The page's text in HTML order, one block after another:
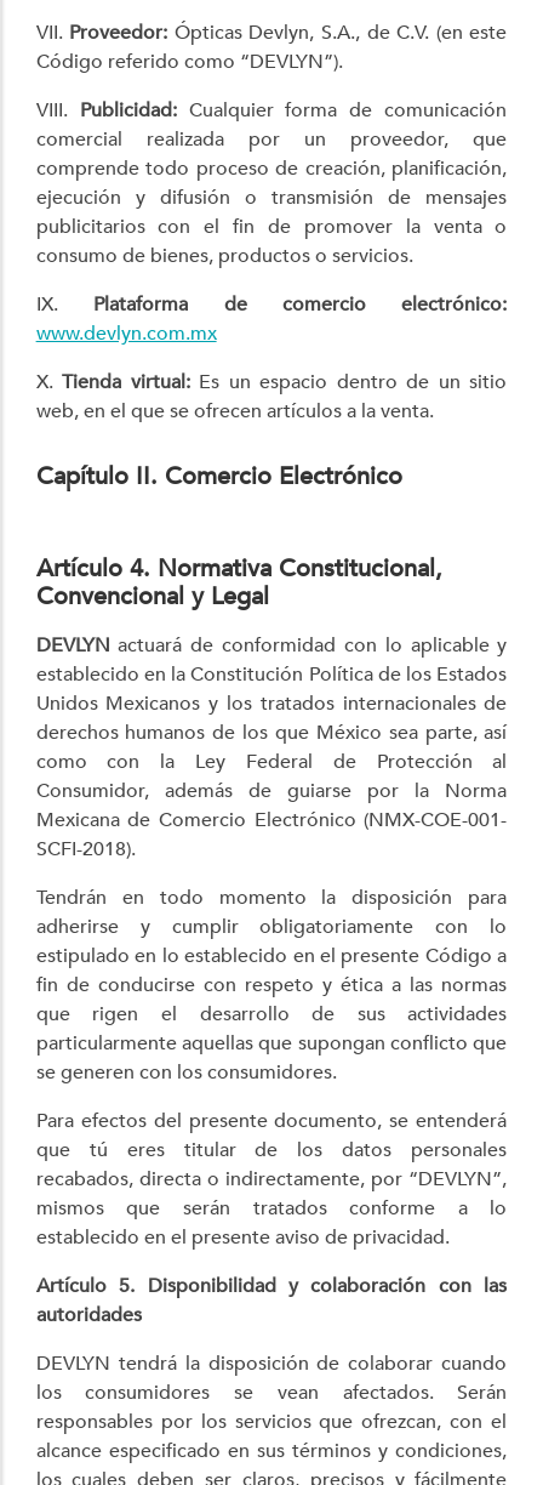
VII. Proveedor: Ópticas Devlyn, S.A., de C.V. (en este
Código referido como “DEVLYN”).
VIII. Publicidad:Cualquier forma de comunicación
comercial realizada por un proveedor, que
comprende todo proceso de creación, planificación,
ejecución y difusión o transmisión de mensajes
publicitarios con el fin de promover la venta o
consumo de bienes, productos o servicios.
IX. Plataforma de comercio electrónico:
www.devlyn.com.mx
X.Tienda virtual:Es un espacio dentro de un sitio
web, en el que se ofrecen artículos a la venta.
Capítulo II. Comercio Electrónico
Artículo 4. Normativa Constitucional,
Convencional y Legal
DEVLYN actuará de conformidad con lo aplicable y
establecido en la Constitución Política de los Estados
Unidos Mexicanos y los tratados internacionales de
derechos humanos de los que México sea parte, así
como con la Ley Federal de Protección al
Consumidor, además de guiarse por la Norma
Mexicana de Comercio Electrónico (NMX-COE-001-
SCFI-2018).
Tendrán en todo momento la disposición para
adherirse y cumplir obligatoriamente con lo
estipulado en lo establecido en el presente Código a
fin de conducirse con respeto y ética a las normas
que rigen el desarrollo de sus actividades
particularmente aquellas que supongan conflicto que
se generen con los consumidores.
Para efectos del presente documento, se entenderá
que tú eres titular de los datos personales
recabados, directa o indirectamente, por “DEVLYN”,
mismos que serán tratados conforme a lo
establecido en el presente aviso de privacidad.
Artículo 5. Disponibilidad y colaboración con las
autoridades
DEVLYN tendrá la disposición de colaborar cuando
los consumidores se vean afectados. Serán
responsables por los servicios que ofrezcan, con el
alcance especificado en sus términos y condiciones,